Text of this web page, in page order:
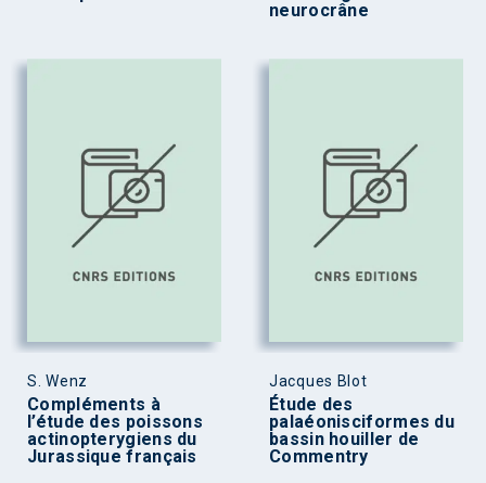
neurocrâne
S. Wenz
Compléments à
l’étude des poissons
actinopterygiens du
Jurassique français
Jacques Blot
Étude des
palaéonisciformes du
bassin houiller de
Commentry